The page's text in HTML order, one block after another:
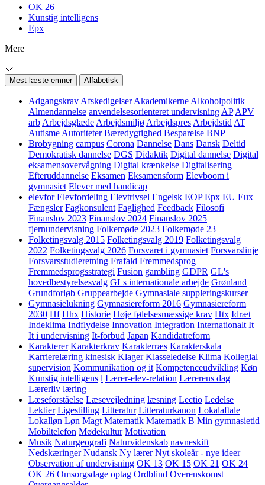
OK 26
Kunstig intelligens
Epx
Mere
Mest læste emner Alfabetisk
Adgangskrav Afskedigelser Akademikerne Alkoholpolitik
Almendannelse anvendelsesorienteret undervisning AP APV
arb Arbejdsglæde Arbejdsmiljø Arbejdspres Arbejdstid AT
Autisme Autoriteter Bæredygtighed Besparelse BNP
Brobygning campus Corona Dannelse Dans Dansk Deltid
Demokratisk dannelse DGS Didaktik Digital dannelse Digital
eksamensovervågning Digital krænkelse Digitalisering
Efteruddannelse Eksamen Eksamensform Elevboom i
gymnasiet Elever med handicap
elevfor Elevfordeling Elevtrivsel Engelsk EOP Epx EU Eux
Fængsler Fagkonsulent Faglighed Feedback Filosofi
Finanslov 2023 Finanslov 2024 Finanslov 2025
fjernundervisning Folkemøde 2023 Folkemøde 23
Folketingsvalg 2015 Folketingsvalg 2019 Folketingsvalg
2022 Folketingsvalg 2026 Forsvaret i gymnasiet Forsvarslinje
Forsvarsstudieretning Frafald Fremmedsprog
Fremmedsprogsstrategi Fusion gambling GDPR GL's
hovedbestyrelsesvalg GLs internationale arbejde Grønland
Grundforløb Gruppearbejde Gymnasiale suppleringskurser
Gymnasielukning Gymnasiereform 2016 Gymnasiereform
2030 Hf Hhx Historie Høje følelsesmæssige krav Htx Idræt
Indeklima Indflydelse Innovation Integration Internationalt It
It i undervisning It-forbud Japan Kandidatreform
Karakterer Karakterkrav Karakterræs Karakterskala
Karrierelæring kinesisk Klager Klasseledelse Klima Kollegial
supervision Kommunikation og it Kompetenceudvikling Køn
Kunstig intelligens l Lærer-elev-relation Lærerens dag
Lærerliv læring
Læseforståelse Læsevejledning læsning Lectio Ledelse
Lektier Ligestilling Litteratur Litteraturkanon Lokalaftale
Lokalløn Løn Magt Matematik Matematik B Min gymnasietid
Mobiltelefon Mødekultur Motivation
Musik Naturgeografi Naturvidenskab navneskift
Nedskæringer Nudansk Ny lærer Nyt skoleår - nye ideer
Observation af undervisning OK 13 OK 15 OK 21 OK 24
OK 26 Omsorgsdage optag Ordblind Overenskomst